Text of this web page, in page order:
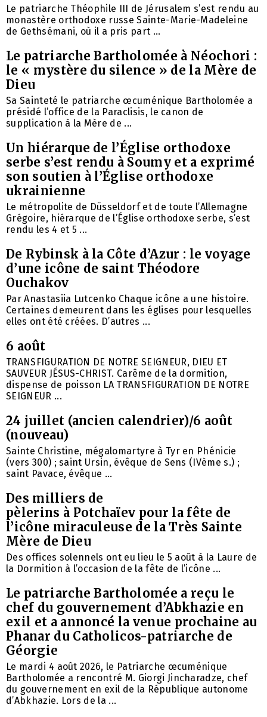
Le patriarche Théophile III de Jérusalem s’est rendu au
monastère orthodoxe russe Sainte-Marie-Madeleine
de Gethsémani, où il a pris part ...
Le patriarche Bartholomée à Néochori :
le « mystère du silence » de la Mère de
Dieu
Sa Sainteté le patriarche œcuménique Bartholomée a
présidé l’office de la Paraclisis, le canon de
supplication à la Mère de ...
Un hiérarque de l’Église orthodoxe
serbe s’est rendu à Soumy et a exprimé
son soutien à l’Église orthodoxe
ukrainienne
Le métropolite de Düsseldorf et de toute l’Allemagne
Grégoire, hiérarque de l’Église orthodoxe serbe, s’est
rendu les 4 et 5 ...
De Rybinsk à la Côte d’Azur : le voyage
d’une icône de saint Théodore
Ouchakov
Par Anastasiia Lutcenko Chaque icône a une histoire.
Certaines demeurent dans les églises pour lesquelles
elles ont été créées. D’autres ...
6 août
TRANSFIGURATION DE NOTRE SEIGNEUR, DIEU ET
SAUVEUR JÉSUS-CHRIST. Carême de la dormition,
dispense de poisson LA TRANSFIGURATION DE NOTRE
SEIGNEUR ...
24 juillet (ancien calendrier)/6 août
(nouveau)
Sainte Christine, mégalomartyre à Tyr en Phénicie
(vers 300) ; saint Ursin, évêque de Sens (IVème s.) ;
saint Pavace, évêque ...
Des milliers de
pèlerins à Potchaïev pour la fête de
l’icône miraculeuse de la Très Sainte
Mère de Dieu
Des offices solennels ont eu lieu le 5 août à la Laure de
la Dormition à l’occasion de la fête de l’icône ...
Le patriarche Bartholomée a reçu le
chef du gouvernement d’Abkhazie en
exil et a annoncé la venue prochaine au
Phanar du Catholicos-patriarche de
Géorgie
Le mardi 4 août 2026, le Patriarche œcuménique
Bartholomée a rencontré M. Giorgi Jincharadze, chef
du gouvernement en exil de la République autonome
d’Abkhazie. Lors de la ...